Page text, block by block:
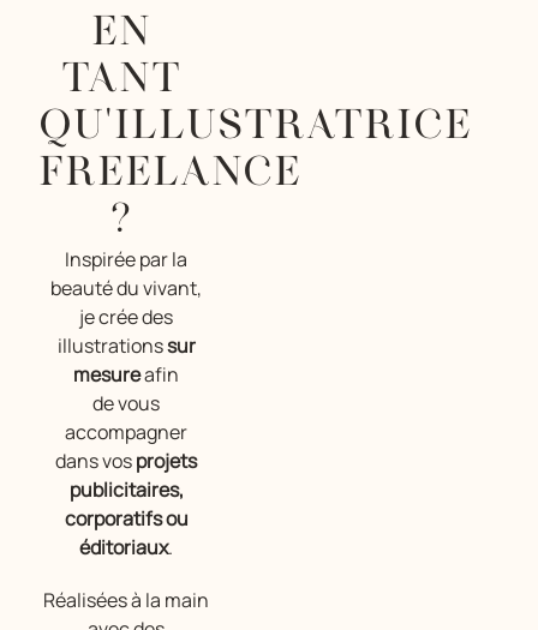
EN
TANT
QU'ILLUSTRATRICE
FREELANCE
?
Inspirée par la
beauté du vivant,
je crée des
illustrationssur
mesureafin
de vous
accompagner
dans vosprojets
publicitaires,
corporatifs ou
éditoriaux.
Réalisées à la main